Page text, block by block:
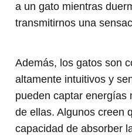
a un gato mientras
transmitirnos una
Además, los gatos son
altamente intuitivos y
pueden captar energías
de ellas. Algunos creen
capacidad de absorber